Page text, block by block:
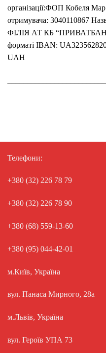
організації:ФОП Кобеля
отримувача: 3040110867
ФIЛIЯ АТ КБ
форматі IBAN:
UAH
Телефони:
+380 (32) 226 78 79
+380 (32) 226 78 90
+380 (68) 559-13-60
+380 (95) 044-42-01
м.Київ, Україна
вул. Панаса Мирного, 28а
м.Львів, Україна
вул. Героїв УПА 73